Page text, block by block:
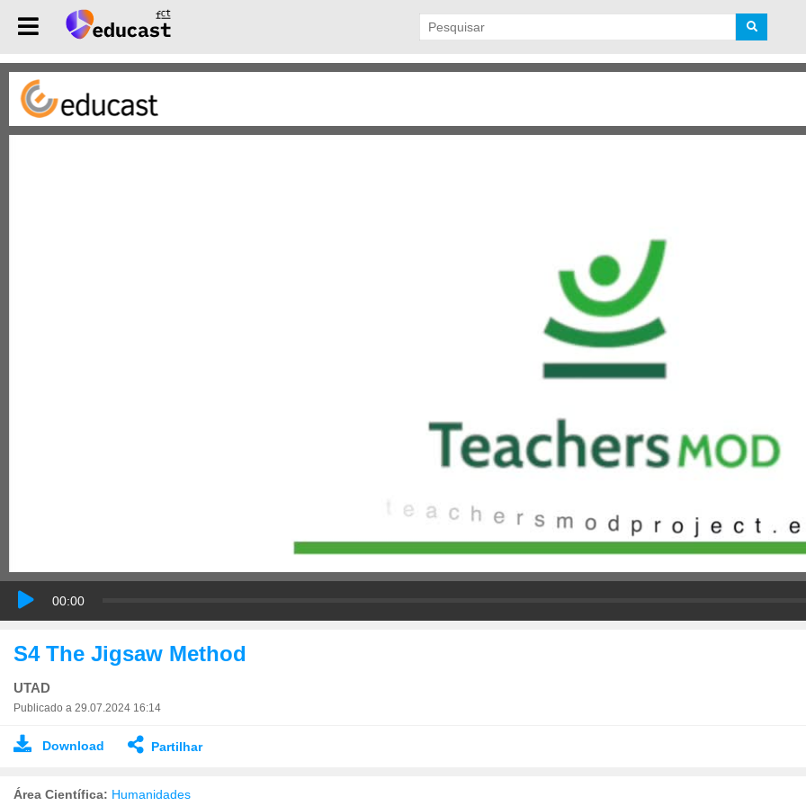
00:00
S4 The Jigsaw Method
UTAD
Publicado a 29.07.2024 16:14
Download Partilhar
Área Científica: Humanidades